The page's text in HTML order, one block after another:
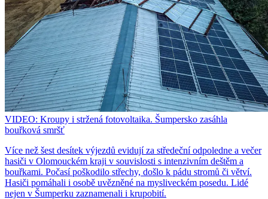
VIDEO: Kroupy i stržená fotovoltaika. Šumpersko zasáhla
bouřková smršť
Více než šest desítek výjezdů evidují za středeční odpoledne a večer
hasiči v Olomouckém kraji v souvislosti s intenzivním deštěm a
bouřkami. Počasí poškodilo střechy, došlo k pádu stromů či větví.
Hasiči pomáhali i osobě uvězněné na mysliveckém posedu. Lidé
nejen v Šumperku zaznamenali i krupobití.